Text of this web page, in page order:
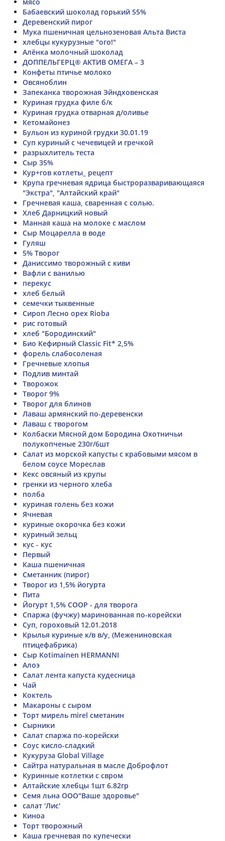
Бабаевский шоколад горький 55%
Деревенский пирог
Мука пшеничная цельнозеновая Альта Виста
хлебцы кукурузные "ого!"
Алёнка молочный шоколад
ДОППЕЛЬГЕРЦ® АКТИВ ОМЕГА – 3
Конфеты птичье молоко
Овсяноблин
Запеканка творожная Эйндховенская
Куриная грудка филе б/к
Куриная грудка отварная д/оливье
Кетомайонез
Бульон из куриной грудки 30.01.19
Суп куриный с чечевицей и гречкой
разрыхлитель теста
Сыр 35%
Кур+гов котлеты_ рецепт
Крупа гречневая ядрица быстроразваривающаяся
"Экстра", "Алтайский край"
Гречневая каша, сваренная с солью.
Хлеб Дарницкий новый
Манная каша на молоке с маслом
Сыр Моцарелла в воде
Гуляш
5% Творог
Даниссимо творожный с киви
Вафли с ванилью
перекус
хлеб белый
семечки тыквенные
Сироп Лесно орех Rioba
рис готовый
хлеб "Бородинский"
Био Кефирный Classic Fit* 2,5%
форель слабосоленая
Гречневые хлопья
Подлив минтай
Творожок
Творог 9%
Творог для блинов
Лаваш армянский по-деревенски
Лаваш с творогом
Колбаски Мясной дом Бородина Охотничьи
полукопченые 230г/6шт
Салат из морской капусты с крабовыми мясом в
белом соусе Мореслав
Кекс овсяный из крупы
гренки из черного хлеба
полба
куриная голень без кожи
Ячневая
куриные окорочка без кожи
куриный зельц
кус - кус
Первый
Каша пшеничная
Сметанник (пирог)
Творог из 1,5% йогурта
Пита
Йогурт 1,5% СООР - для творога
Спаржа (фучжу) маринованная по-корейски
Суп, гороховый 12.01.2018
Крылья куриные к/в в/у, (Межениновская
птицефабрика)
Сыр Kotimainen HERMANNI
Алоэ
Салат лента капуста кудесница
Чай
Коктель
Макароны с сыром
Торт мирель mirel сметанин
Сырники
Салат спаржа по-корейски
Соус кисло-сладкий
Кукуруза Global Village
Сайтра натуральная в масле Доброфлот
Куринные котлетки с свром
Алтайские хлебцы 1шт 6.82гр
Семя льна ООО"Ваше здоровье"
салат 'Лис'
Киноа
Торт творожный
Каша гречневая по купечески